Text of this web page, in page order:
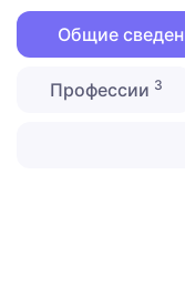
Общие
Профессии 3